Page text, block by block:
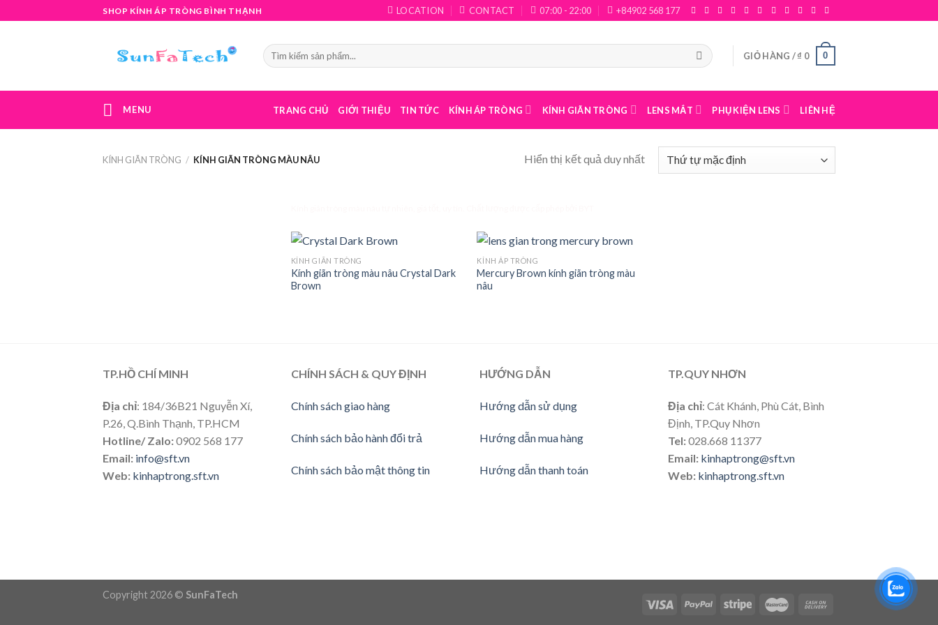
to
SHOP KÍNH ÁP TRÒNG BÌNH THẠNH LOCATION CONTACT 07:00 - 22:00 +84902 568 177
GIỎ HÀNG /₫ 0 0
MENU TRANG CHỦ GIỚI THIỆU TIN TỨC KÍNH ÁP TRÒNG KÍNH GIÃN TRÒNG LENS MẮT PHỤ KIỆN LENS LIÊN HỆ
KÍNH GIÃN TRÒNG / KÍNH GIÃN TRÒNG MÀU NÂU Hiển thị kết quả duy nhất
KÍNH GIÃN TRÒNG
Kính giãn tròng màu nâu Crystal Dark
Brown
KÍNH ÁP TRÒNG
Mercury Brown kính giãn tròng màu
nâu
TP.HỒ CHÍ MINH
Địa chỉ: 184/36B21 Nguyễn Xí,
P.26, Q.Bình Thạnh, TP.HCM
Hotline/ Zalo:0902 568 177
Email: info@sft.vn
Web: kinhaptrong.sft.vn
CHÍNH SÁCH & QUY ĐỊNH
Chính sách giao hàng
Chính sách bảo hành đổi trả
Chính sách bảo mật thông tin
HƯỚNG DẪN
Hướng dẫn sử dụng
Hướng dẫn mua hàng
Hướng dẫn thanh toán
TP.QUY NHƠN
Địa chỉ: Cát Khánh, Phù Cát, Bình
Định, TP.Quy Nhơn
Tel:028.668 11377
Email: kinhaptrong@sft.vn
Web: kinhaptrong.sft.vn
Copyright 2026 © SunFaTech